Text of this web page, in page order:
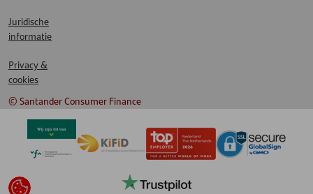
Juridische
informatie
Privacy &
cookies
© Santander Consumer Finance